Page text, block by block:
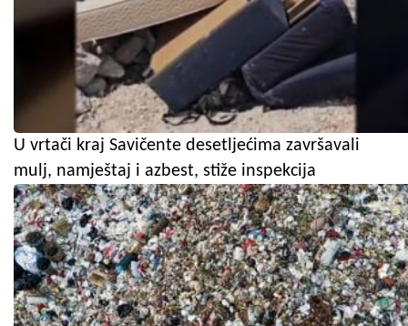
U vrtači kraj Savičente desetljećima završavali
mulj, namještaj i azbest, stiže inspekcija